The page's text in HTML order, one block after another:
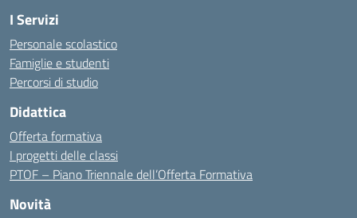
I Servizi
Personale scolastico
Famiglie e studenti
Percorsi di studio
Didattica
Offerta formativa
I progetti delle classi
PTOF – Piano Triennale dell’Offerta Formativa
Novità